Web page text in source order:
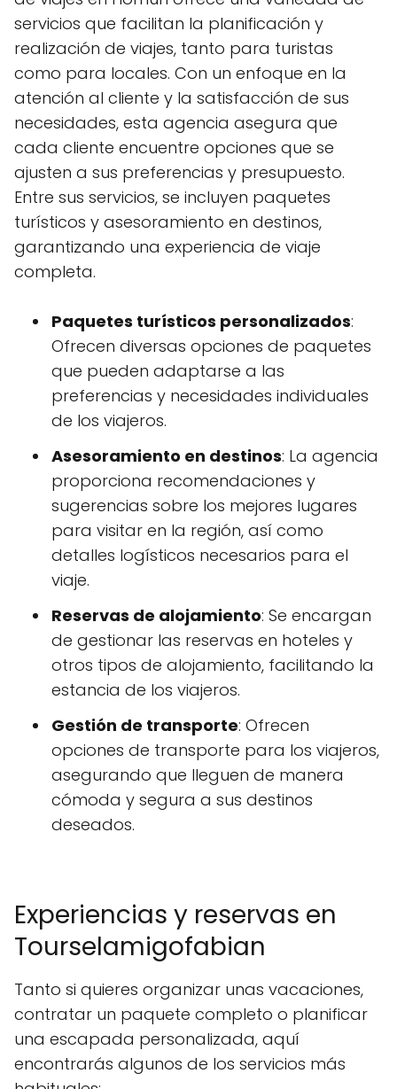
servicios que facilitan la planificación y
realización de viajes, tanto para turistas
como para locales. Con un enfoque en la
atención al cliente y la satisfacción de sus
necesidades, esta agencia asegura que
cada cliente encuentre opciones que se
ajusten a sus preferencias y presupuesto.
Entre sus servicios, se incluyen paquetes
turísticos y asesoramiento en destinos,
garantizando una experiencia de viaje
completa.
Paquetes turísticos personalizados:
Ofrecen diversas opciones de paquetes
que pueden adaptarse a las
preferencias y necesidades individuales
de los viajeros.
Asesoramiento en destinos: La agencia
proporciona recomendaciones y
sugerencias sobre los mejores lugares
para visitar en la región, así como
detalles logísticos necesarios para el
viaje.
Reservas de alojamiento: Se encargan
de gestionar las reservas en hoteles y
otros tipos de alojamiento, facilitando la
estancia de los viajeros.
Gestión de transporte: Ofrecen
opciones de transporte para los viajeros,
asegurando que lleguen de manera
cómoda y segura a sus destinos
deseados.
Experiencias y reservas en
Tourselamigofabian
Tanto si quieres organizar unas vacaciones,
contratar un paquete completo o planificar
una escapada personalizada, aquí
encontrarás algunos de los servicios más